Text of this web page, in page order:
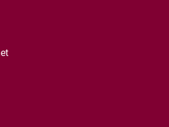
Fenster
in neuem Fenster
öffnet in neuem Fenster
in neuem Fenster
neuem Fenster
neuem Fenster